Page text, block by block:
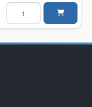
Vesiautomaatti
GRUNDFOS
SCALA1
SCALA1
määrä